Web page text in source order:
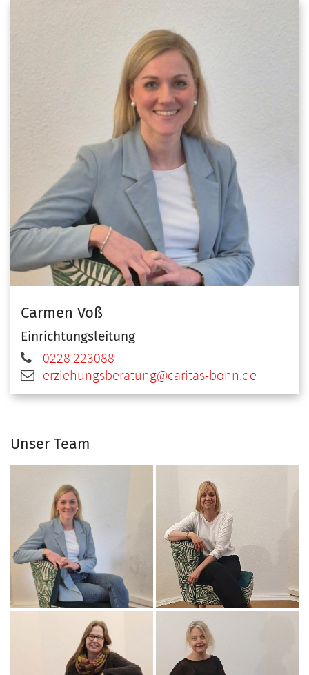
Carmen Voß
Einrichtungsleitung
0228 223088
erziehungsberatung@caritas-bonn.de
Unser Team